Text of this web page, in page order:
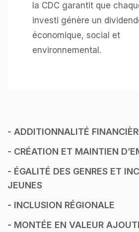
la CDC garantit que
investi génère un
économique, social et
environnemental.
- ADDITIONNALITÉ
- CRÉATION ET MAINTIEN
- ÉGALITÉ DES GENRES ET
JEUNES
- INCLUSION RÉGIONALE
- MONTÉE EN VALEUR